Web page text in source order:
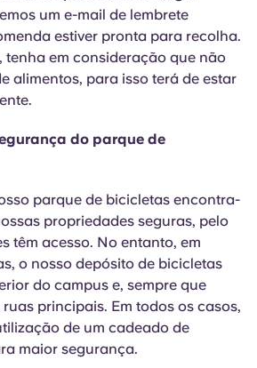
um e-mail de lembrete
estiver pronta para recolha.
tenha em consideração que não
alimentos, para isso terá de estar
do parque de
parque de bicicletas encontra-
propriedades seguras, pelo
têm acesso. No entanto, em
o nosso depósito de bicicletas
do campus e, sempre que
principais. Em todos os casos,
de um cadeado de
maior segurança.